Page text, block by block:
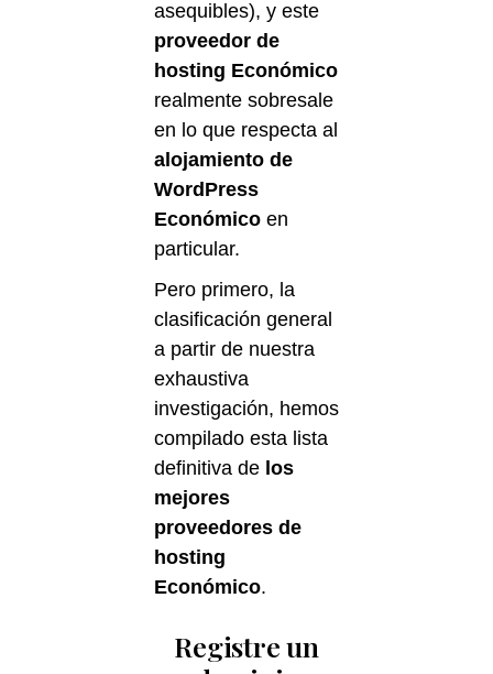
asequibles), y este
proveedor de
hosting Económico
realmente sobresale
en lo que respecta al
alojamiento de
WordPress
Económico en
particular.
Pero primero, la
clasificación general
a partir de nuestra
exhaustiva
investigación, hemos
compilado esta lista
definitiva de los
mejores
proveedores de
hosting
Económico.
Registre un